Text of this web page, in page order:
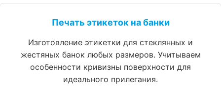
Печать этикеток на банки
Изготовление этикетки для стеклянных и
жестяных банок любых размеров. Учитываем
особенности кривизны поверхности для
идеального прилегания.